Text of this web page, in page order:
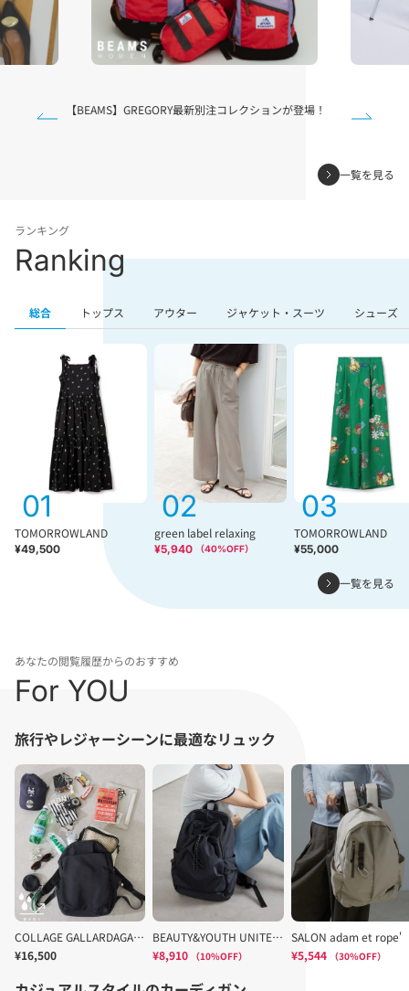
【BEAMS】GREGORY最新別注コレクションが登場！
一覧を見る
ランキング
Ranking
総合 トップス アウター ジャケット・スーツ シューズ
01
TOMORROWLAND
¥49,500
02
green label relaxing
¥5,940 （40%OFF）
03
TOMORROWLAND
¥55,000
一覧を見る